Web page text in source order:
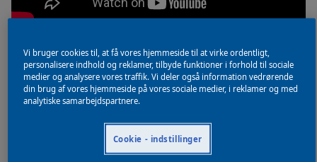
ColorMatchic
Fremskynd farveblanding med ColorMatchic
Præcis, effektiv, bæredygtig
Vi bruger cookies til, at få vores hjemmeside til at virke ordentligt,
personalisere indhold og reklamer, tilbyde funktioner i forhold til sociale
medier og analysere vores traffik. Vi deler også information vedrørende
din brug af vores hjemmeside på vores sociale medier, i reklamer og med
analytiske samarbejdspartnere.
Cookie - indstillinger